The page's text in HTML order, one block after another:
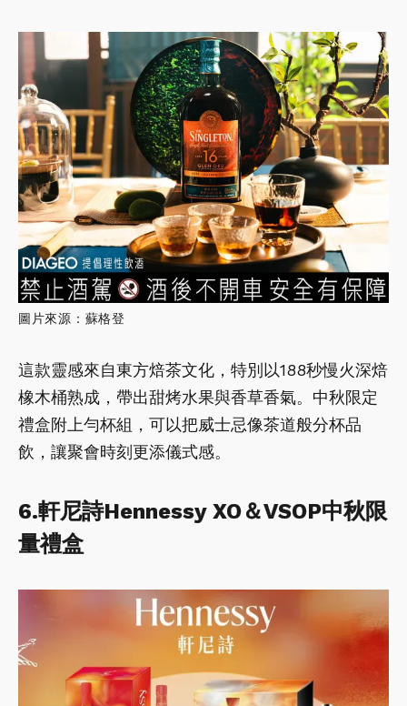
圖片來源：蘇格登
這款靈感來自東方焙茶文化，特別以188秒慢火深焙
橡木桶熟成，帶出甜烤水果與香草香氣。中秋限定
禮盒附上勻杯組，可以把威士忌像茶道般分杯品
飲，讓聚會時刻更添儀式感。
6.軒尼詩Hennessy XO＆VSOP中秋限
量禮盒